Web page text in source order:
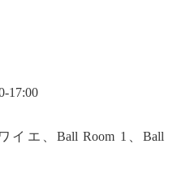
17:00
イエ、Ball Room 1、Ball